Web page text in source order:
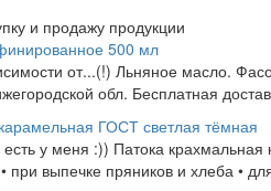
и продажу продукции
500 мл
от...(!) Льняное масло.
обл. Бесплатная
ГОСТ светлая тёмная
есть у меня :)) Патока
при выпечке пряников и хлеба •